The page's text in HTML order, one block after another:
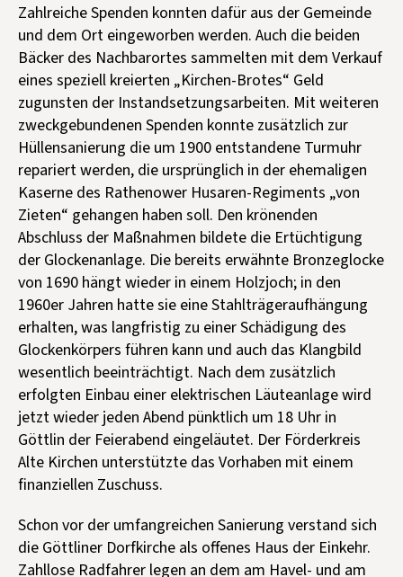
Zahlreiche Spenden konnten dafür aus der Gemeinde
und dem Ort eingeworben werden. Auch die beiden
Bäcker des Nachbarortes sammelten mit dem Verkauf
eines speziell kreierten „Kirchen-Brotes“ Geld
zugunsten der Instandsetzungsarbeiten. Mit weiteren
zweckgebundenen Spenden konnte zusätzlich zur
Hüllensanierung die um 1900 entstandene Turmuhr
repariert werden, die ursprünglich in der ehemaligen
Kaserne des Rathenower Husaren-Regiments „von
Zieten“ gehangen haben soll. Den krönenden
Abschluss der Maßnahmen bildete die Ertüchtigung
der Glockenanlage. Die bereits erwähnte Bronzeglocke
von 1690 hängt wieder in einem Holzjoch; in den
1960er Jahren hatte sie eine Stahlträgeraufhängung
erhalten, was langfristig zu einer Schädigung des
Glockenkörpers führen kann und auch das Klangbild
wesentlich beeinträchtigt. Nach dem zusätzlich
erfolgten Einbau einer elektrischen Läuteanlage wird
jetzt wieder jeden Abend pünktlich um 18 Uhr in
Göttlin der Feierabend eingeläutet. Der Förderkreis
Alte Kirchen unterstützte das Vorhaben mit einem
finanziellen Zuschuss.
Schon vor der umfangreichen Sanierung verstand sich
die Göttliner Dorfkirche als offenes Haus der Einkehr.
Zahllose Radfahrer legen an dem am Havel- und am